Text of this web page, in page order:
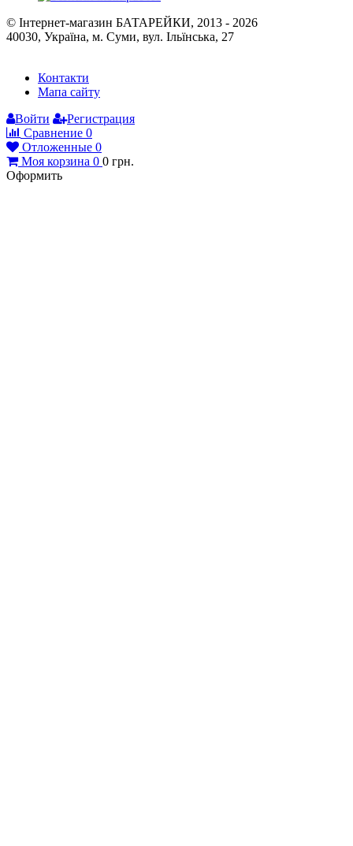
© Інтернет-магазин БАТАРЕЙКИ, 2013 - 2026
40030, Україна, м. Суми, вул. Ільїнська, 27
Контакти
Мапа сайту
Войти
Регистрация
Сравнение 0
Отложенные 0
Моя корзина 0 0 грн.
Оформить